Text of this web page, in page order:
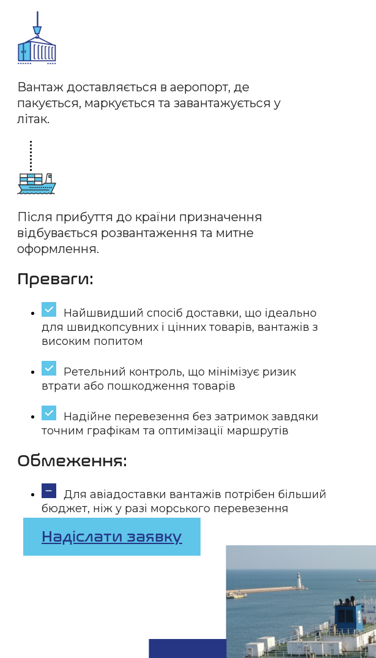
Вантаж доставляється в аеропорт, де
пакується, маркується та завантажується у
літак.
Після прибуття до країни призначення
відбувається розвантаження та митне
оформлення.
Преваги:
Найшвидший спосіб доставки, що ідеально
для швидкопсувних і цінних товарів, вантажів з
високим попитом
Ретельний контроль, що мінімізує ризик
втрати або пошкодження товарів
Надійне перевезення без затримок завдяки
точним графікам та оптимізації маршрутів
Обмеження:
Для авіадоставки вантажів потрібен більший
бюджет, ніж у разі морського перевезення
Надіслати заявку